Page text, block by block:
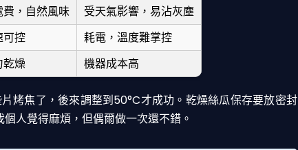
費，自然風味
受天氣影響，易沾灰塵
可控
耗電，溫度難掌控
乾燥 機器成本高
烤焦了，後來調整到50°C才成功。乾燥絲瓜保存要放密封
人覺得麻煩，但偶爾做一次還不錯。